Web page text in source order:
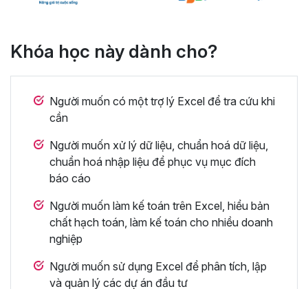
Khóa học này dành cho?
Người muốn có một trợ lý Excel để tra cứu khi
cần
Người muốn xử lý dữ liệu, chuẩn hoá dữ liệu,
chuẩn hoá nhập liệu để phục vụ mục đích
báo cáo
Người muốn làm kế toán trên Excel, hiểu bản
chất hạch toán, làm kế toán cho nhiều doanh
nghiệp
Người muốn sử dụng Excel để phân tích, lập
và quản lý các dự án đầu tư